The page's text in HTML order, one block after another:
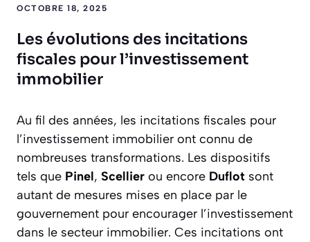
OCTOBRE 18, 2025
Les évolutions des incitations
fiscales pour l’investissement
immobilier
Au fil des années, les incitations fiscales pour
l’investissement immobilier ont connu de
nombreuses transformations. Les dispositifs
tels que Pinel, Scellier ou encore Duflot sont
autant de mesures mises en place par le
gouvernement pour encourager l’investissement
dans le secteur immobilier. Ces incitations ont